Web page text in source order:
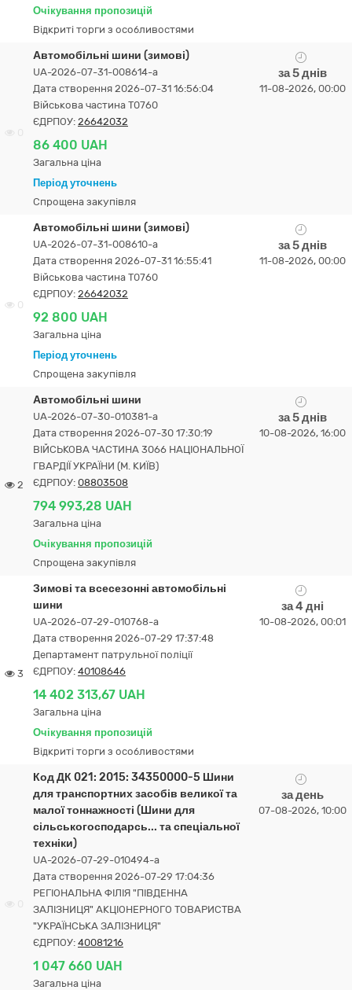
Очікування пропозицій
Відкриті торги з особливостями
Автомобільні шини (зимові)
UA-2026-07-31-008614-a
Дата створення 2026-07-31 16:56:04
Військова частина Т0760
ЄДРПОУ: 26642032
86 400 UAH
Загальна ціна
Період уточнень
Спрощена закупівля
за 5 днів
11-08-2026, 00:00
0
Автомобільні шини (зимові)
UA-2026-07-31-008610-a
Дата створення 2026-07-31 16:55:41
Військова частина Т0760
ЄДРПОУ: 26642032
92 800 UAH
Загальна ціна
Період уточнень
Спрощена закупівля
за 5 днів
11-08-2026, 00:00
2
Автомобільні шини
UA-2026-07-30-010381-a
Дата створення 2026-07-30 17:30:19
ВІЙСЬКОВА ЧАСТИНА 3066 НАЦІОНАЛЬНОЇ
ГВАРДІЇ УКРАЇНИ (М. КИЇВ)
ЄДРПОУ: 08803508
794 993,28 UAH
Загальна ціна
Очікування пропозицій
Спрощена закупівля
за 5 днів
10-08-2026, 16:00
3
Зимові та всесезонні автомобільні
шини
UA-2026-07-29-010768-a
Дата створення 2026-07-29 17:37:48
Департамент патрульної поліції
ЄДРПОУ: 40108646
14 402 313,67 UAH
Загальна ціна
Очікування пропозицій
Відкриті торги з особливостями
за 4 дні
10-08-2026, 00:01
Код ДК 021: 2015: 34350000-5 Шини
для транспортних засобів великої та
малої тоннажності (Шини для
сільськогосподарсь... та спеціальної
техніки)
UA-2026-07-29-010494-a
Дата створення 2026-07-29 17:04:36
РЕГІОНАЛЬНА ФІЛІЯ "ПІВДЕННА
ЗАЛІЗНИЦЯ" АКЦІОНЕРНОГО ТОВАРИСТВА
"УКРАЇНСЬКА ЗАЛІЗНИЦЯ"
ЄДРПОУ: 40081216
1 047 660 UAH
Загальна ціна
за день
07-08-2026, 10:00